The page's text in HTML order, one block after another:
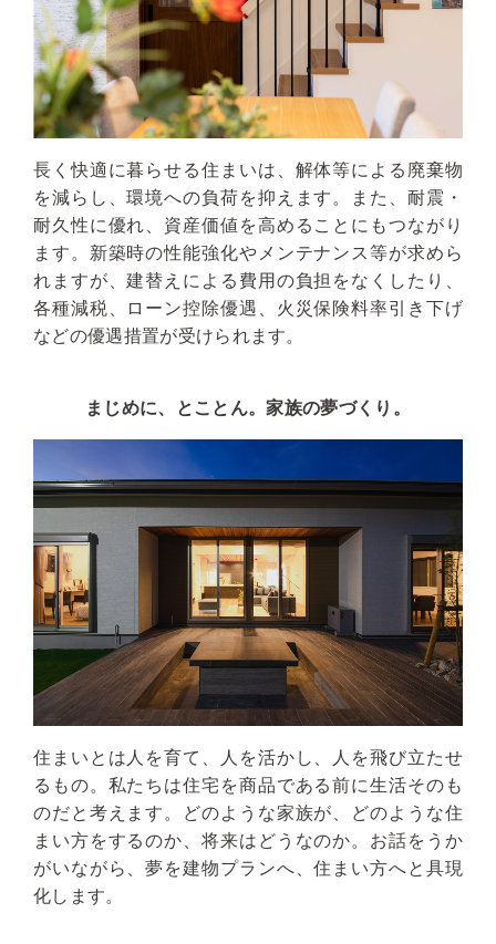
長く快適に暮らせる住まいは、解体等による廃棄物
を減らし、環境への負荷を抑えます。また、耐震・
耐久性に優れ、資産価値を高めることにもつながり
ます。新築時の性能強化やメンテナンス等が求めら
れますが、建替えによる費用の負担をなくしたり、
各種減税、ローン控除優遇、火災保険料率引き下げ
などの優遇措置が受けられます。
まじめに、とことん。家族の夢づくり。
住まいとは人を育て、人を活かし、人を飛び立たせ
るもの。私たちは住宅を商品である前に生活そのも
のだと考えます。どのような家族が、どのような住
まい方をするのか、将来はどうなのか。お話をうか
がいながら、夢を建物プランへ、住まい方へと具現
化します。